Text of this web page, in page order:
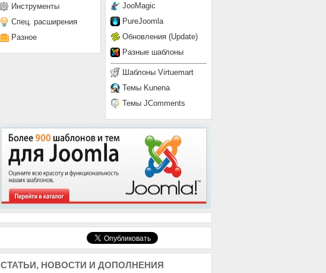
JooMagic
PureJoomla
Обновления (Update)
Разные шаблоны
Шаблоны Virtuemart
Темы Kunena
Темы JComments
Инструменты
Спец. расширения
Разное
СТАТЬИ, НОВОСТИ И ДОПОЛНЕНИЯ